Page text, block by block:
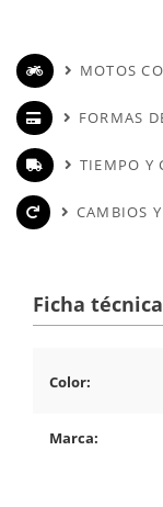
MOTOS
FORMAS
TIEMPO Y
CAMBIOS
Ficha técnica
Color:
Marca: